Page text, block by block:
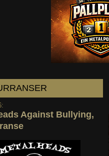
Against Bullying,